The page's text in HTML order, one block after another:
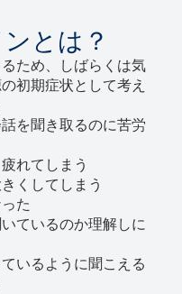
とは？
ため、しばらくは気
初期症状として考え
を聞き取るのに苦労
れてしまう
くしてしまう
た
ているのか理解しに
いるように聞こえる